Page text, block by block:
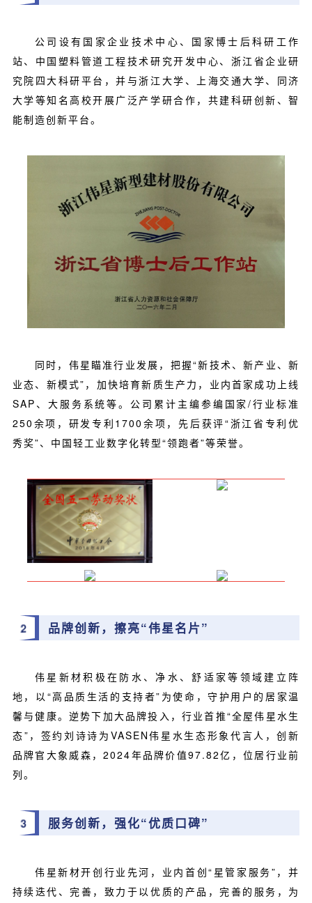
公司设有国家企业技术中心、国家博士后科研工作
站、中国塑料管道工程技术研究开发中心、浙江省企业研
究院四大科研平台，并与浙江大学、上海交通大学、同济
大学等知名高校开展广泛产学研合作，共建科研创新、智
能制造创新平台。
同时，伟星瞄准行业发展，把握“新技术、新产业、新
业态、新模式”，加快培育新质生产力，业内首家成功上线
SAP、大服务系统等。公司累计主编参编国家/行业标准
250余项，研发专利1700余项，先后获评“浙江省专利优
秀奖”、中国轻工业数字化转型“领跑者”等荣誉。
2 品牌创新，擦亮“伟星名片”
伟星新材积极在防水、净水、舒适家等领域建立阵
地，以“高品质生活的支持者”为使命，守护用户的居家温
馨与健康。逆势下加大品牌投入，行业首推“全屋伟星水生
态”，签约刘诗诗为VASEN伟星水生态形象代言人，创新
品牌官大象威森，2024年品牌价值97.82亿，位居行业前
列。
3 服务创新，强化“优质口碑”
伟星新材开创行业先河，业内首创“星管家服务”，并
持续迭代、完善，致力于以优质的产品，完善的服务，为